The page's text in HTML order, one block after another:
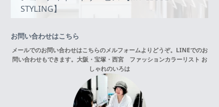
STYLING】
お問い合わせはこちら
メールでのお問い合わせはこちらのメルフォームよりどうぞ。LINEでのお
問い合わせもできます。 大阪・宝塚・西宮 ファッションカラーリスト お
しゃれのいろは